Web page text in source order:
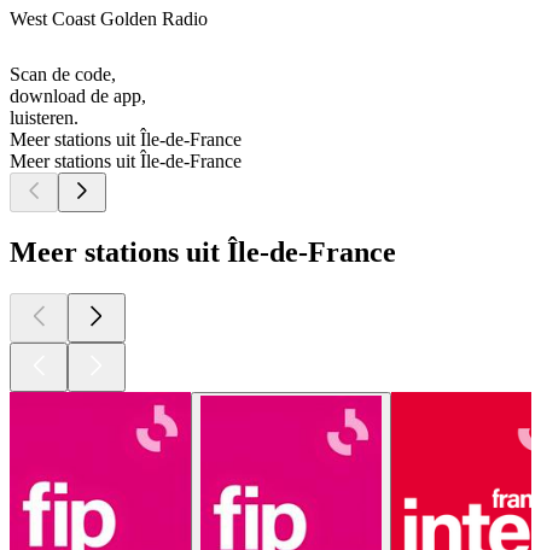
West Coast Golden Radio
Scan de code,
download de app,
luisteren.
Meer stations uit Île-de-France
Meer stations uit Île-de-France
Meer stations uit Île-de-France